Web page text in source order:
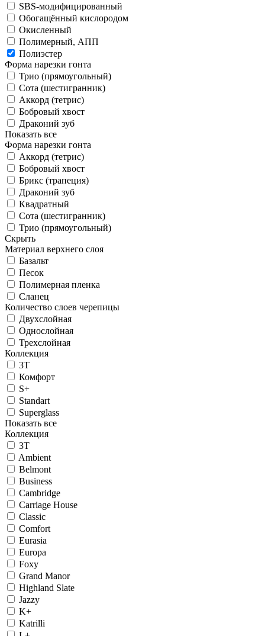
SBS-модифицированный
Обогащённый кислородом
Окисленный
Полимерный, АПП
Полиэстер
Форма нарезки гонта
Трио (прямоугольный)
Сота (шестигранник)
Аккорд (тетрис)
Бобровый хвост
Драконий зуб
Показать все
Форма нарезки гонта
Аккорд (тетрис)
Бобровый хвост
Брикс (трапеция)
Драконий зуб
Квадратный
Сота (шестигранник)
Трио (прямоугольный)
Скрыть
Материал верхнего слоя
Базальт
Песок
Полимерная пленка
Сланец
Количество слоев черепицы
Двухслойная
Однослойная
Трехслойная
Коллекция
3T
Комфорт
S+
Standart
Superglass
Показать все
Коллекция
3T
Ambient
Belmont
Business
Cambridge
Carriage House
Classic
Comfort
Eurasia
Europa
Foxy
Grand Manor
Highland Slate
Jazzy
K+
Katrilli